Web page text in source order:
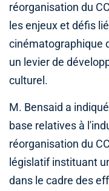
réorganisation du
les enjeux et défis
cinématographique
un levier de
culturel.
M. Bensaid a
base relatives à
réorganisation du
législatif instituant
dans le cadre des